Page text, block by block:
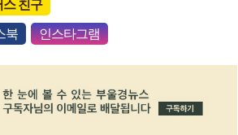
스 친구
북 인스타그램